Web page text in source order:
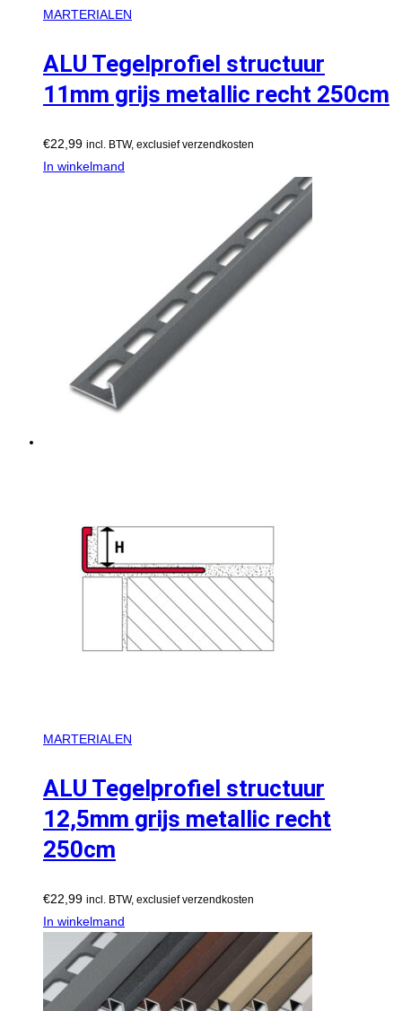
MARTERIALEN
ALU Tegelprofiel structuur
11mm grijs metallic recht 250cm
€22,99 incl. BTW, exclusief verzendkosten
In winkelmand
MARTERIALEN
ALU Tegelprofiel structuur
12,5mm grijs metallic recht
250cm
€22,99 incl. BTW, exclusief verzendkosten
In winkelmand